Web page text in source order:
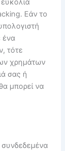
Εάν το
ένα
τότε
χρημάτων
σας ή
μπορεί να
συνδεδεμένα